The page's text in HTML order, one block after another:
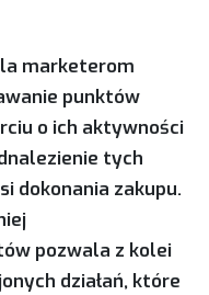
marketerom
punktów
o ich aktywności
tych
dokonania zakupu.
pozwala z kolei
działań, które